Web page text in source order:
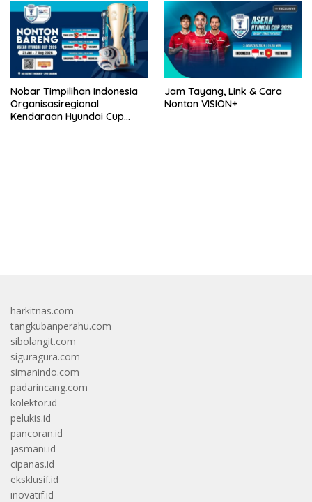
Nobar Timpilihan Indonesia
Organisasiregional
Kendaraan Hyundai Cup
Jam Tayang, Link & Cara
Nonton VISION+
harkitnas.com
tangkubanperahu.com
sibolangit.com
siguragura.com
simanindo.com
padarincang.com
kolektor.id
pelukis.id
pancoran.id
jasmani.id
cipanas.id
eksklusif.id
inovatif.id